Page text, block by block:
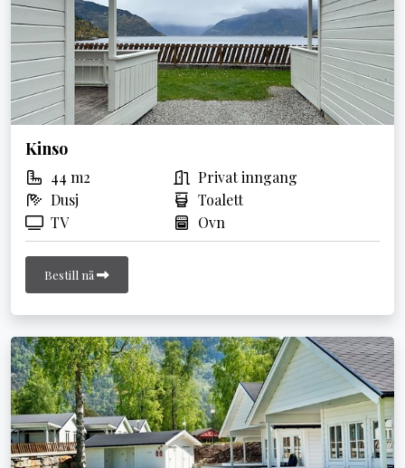
Kinso
44 m2
Privat inngang
Dusj
Toalett
TV
Ovn
Bestill nå